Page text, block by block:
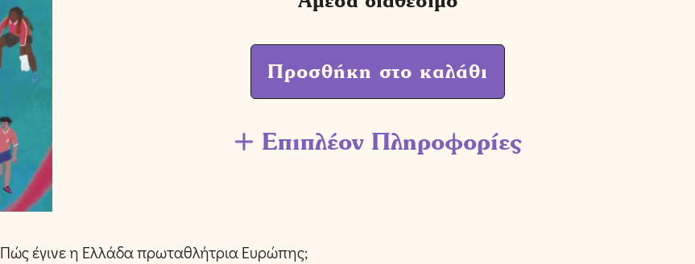
Προσθήκη στο καλάθι
Επιπλέον Πληροφορίες
Πώς έγινε η Ελλάδα πρωταθλήτρια Ευρώπης;­